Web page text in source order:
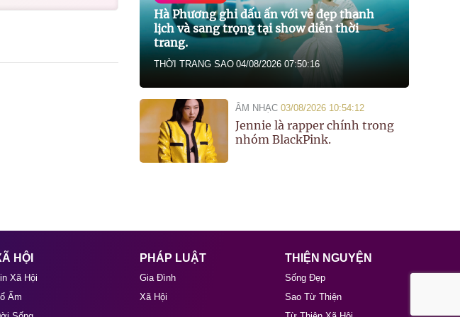
Hà Phương ghi dấu ấn với vẻ đẹp thanh
lịch và sang trọng tại show diễn thời
trang.
THỜI TRANG SAO 04/08/2026 07:50:16
ÂM NHẠC 03/08/2026 10:54:12
Jennie là rapper chính trong
nhóm BlackPink.
HỘI
Xã Hội
Ấm
PHÁP LUẬT
Gia Đình
Xã Hội
THIỆN NGUYỆN
Sống Đẹp
Sao Từ Thiện